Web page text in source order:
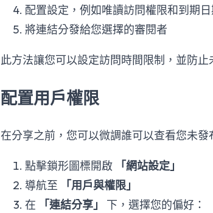
配置設定，例如唯讀訪問權限和到期日
將連結分發給您選擇的審閱者
此方法讓您可以設定訪問時間限制，並防止
配置用戶權限
在分享之前，您可以微調誰可以查看您未發
點擊鎖形圖標開啟
「網站設定」
導航至
「用戶與權限」
在
「連結分享」 下，選擇您的偏好：